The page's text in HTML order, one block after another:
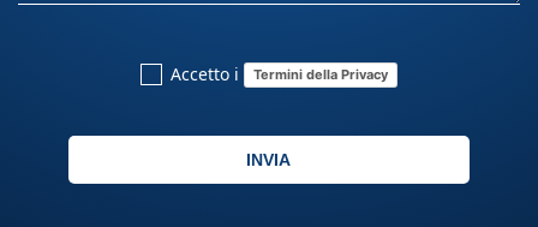
Accetto i Termini della Privacy
INVIA